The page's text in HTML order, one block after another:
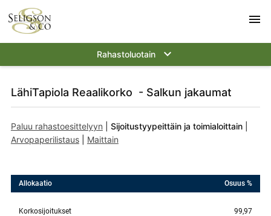
menu
Rahastoluotain keyboard_arrow_down
LähiTapiola Reaalikorko - Salkun jakaumat
Paluu rahastoesittelyyn Sijoitustyypeittäin ja toimialoittain|
Arvopaperilistaus| Maittain
Allokaatio Osuus %
Korkosijoitukset
99,97